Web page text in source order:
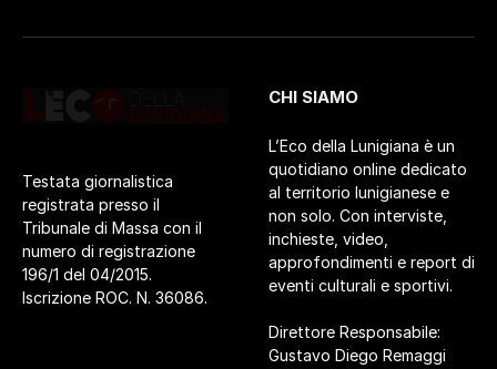
Testata giornalistica
registrata presso il
Tribunale di Massa con il
numero di registrazione
196/1 del 04/2015.
Iscrizione ROC. N. 36086.
CHI SIAMO
L’Eco della Lunigiana è un
quotidiano online dedicato
al territorio lunigianese e
non solo. Con interviste,
inchieste, video,
approfondimenti e report di
eventi culturali e sportivi.
Direttore Responsabile:
Gustavo Diego Remaggi